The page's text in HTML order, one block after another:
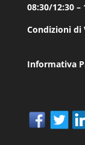
08:30/12:30 –
Condizioni di
Informativa